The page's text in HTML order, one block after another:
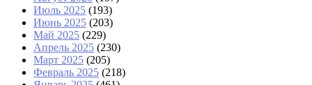
Июль 2025 (193)
Июнь 2025 (203)
Май 2025 (229)
Апрель 2025 (230)
Март 2025 (205)
Февраль 2025 (218)